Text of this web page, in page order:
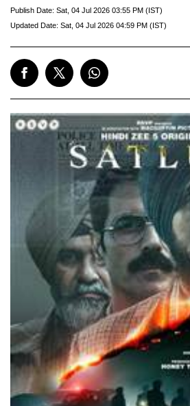
Publish Date: Sat, 04 Jul 2026 03:55 PM (IST)
Updated Date: Sat, 04 Jul 2026 04:59 PM (IST)